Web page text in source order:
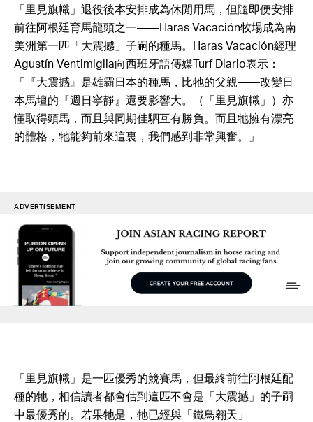
「里見旗幟」退役後本安排成為休閒用馬，但隨即便安排
前往阿根廷育馬龍頭之一——Haras Vacación牧場成為南
美洲第一匹「大震撼」子嗣的種馬。Haras Vacación經理
Agustín Ventimiglia向西班牙語傳媒Turf Diario表示：
「『大震撼』是雄霸日本的種馬，比牠的父親——改變日
本馬壇的『週日寧靜』還要影響大。（「里見旗幟」）亦
懂取得頭馬，而且與同期佳駟互有勝負。而且牠擁有漂亮
的體格，牠能夠前來這裏，我們感到非常興奮。」
ADVERTISEMENT
「里見旗幟」是一匹優秀的競賽馬，但最終前往阿根廷配
種的牠，相信讀者都會估到這匹不會是「大震撼」的子嗣
中最優秀的。若果牠是，牠已經與「鐵鳥翱天」